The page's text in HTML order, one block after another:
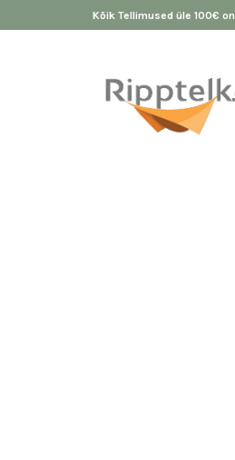
Kõik Tellimused üle 100€